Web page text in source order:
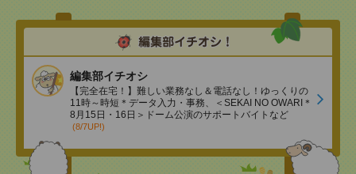
編集部イチオシ
【完全在宅！】難しい業務なし＆電話なし！ゆっくりの
11時～時短＊データ入力・事務、＜SEKAI NO OWARI＊
8月15日・16日＞ドーム公演のサポートバイトなど
(8/7UP!)